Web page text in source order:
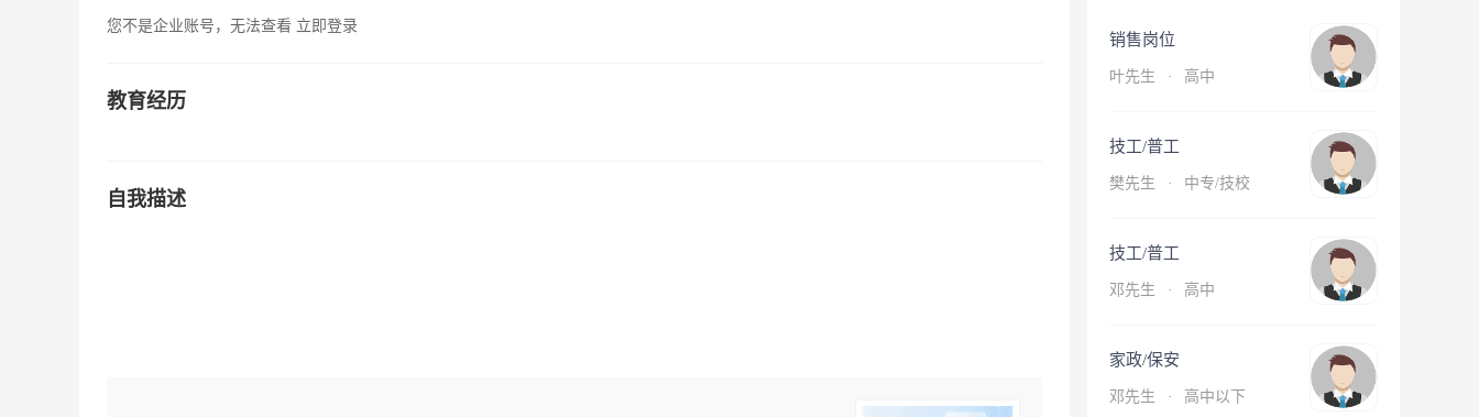
您不是企业账号，无法查看 立即登录
教育经历
自我描述
销售岗位
叶先生 · 高中
技工/普工
樊先生 · 中专/技校
技工/普工
邓先生 · 高中
家政/保安
邓先生 · 高中以下